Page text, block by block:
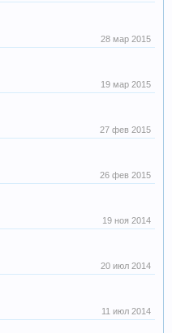
28 мар 2015
19 мар 2015
27 фев 2015
26 фев 2015
19 ноя 2014
20 июл 2014
11 июл 2014